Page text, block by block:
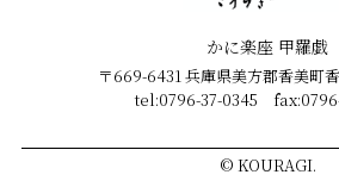
かに楽座 甲羅戯
〒669-6431 兵庫県美方郡香美町
tel:0796-37-0345
© KOURAGI.